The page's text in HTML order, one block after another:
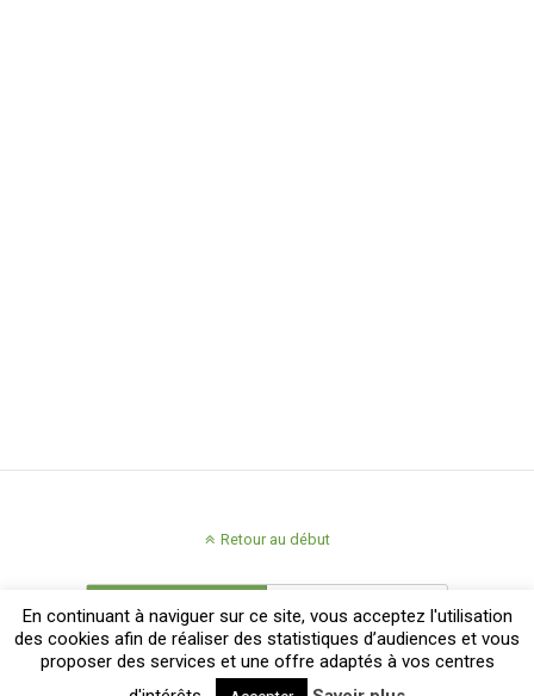
Retour au début
En continuant à naviguer sur ce site, vous acceptez l'utilisation
des cookies afin de réaliser des statistiques d’audiences et vous
proposer des services et une offre adaptés à vos centres